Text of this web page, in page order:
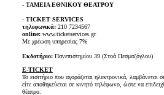
- ΤΑΜΕΙΑ ΕΘΝΙΚΟΥ ΘΕΑΤΡΟΥ
- TICKET SERVICES
τηλεφωνικά:210 7234567
online:www.ticketservices.gr
Με χρέωση υπηρεσίας 7%
Εκδοτήριο:Πανεπιστημίου 39 (Στοά Πεσμαζόγλου)
E-TICKET
Το εισιτήριο που αγοράζεται ηλεκτρονικά, λαμβάνεται
είτε αποθηκεύεται σε κινητό τηλέφωνο, ώστε να
θέατρο.